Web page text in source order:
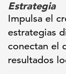
Estrategia
Impulsa el
estrategias
conectan el
resultados